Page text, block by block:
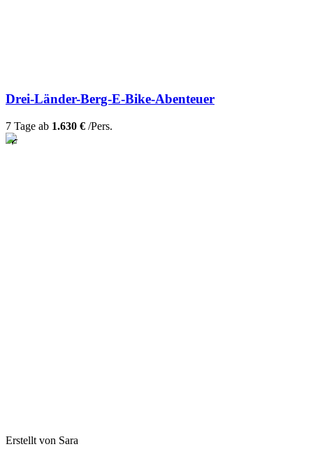
Drei-Länder-Berg-E-Bike-Abenteuer
7 Tage ab 1.630 € /Pers.
Erstellt von Sara